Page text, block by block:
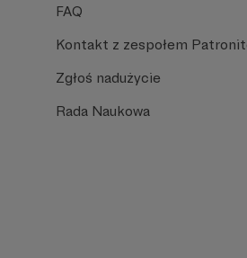
FAQ
Kontakt z zespołem
Zgłoś nadużycie
Rada Naukowa